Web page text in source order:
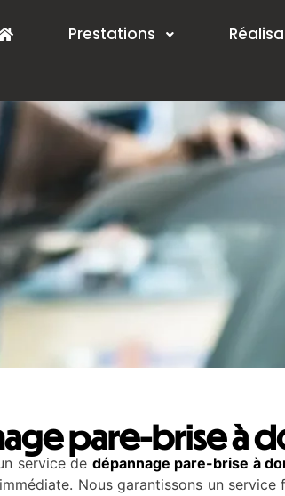
Prestations
pare-brise à
service de dépannage pare-brise à
Nous garantissons un